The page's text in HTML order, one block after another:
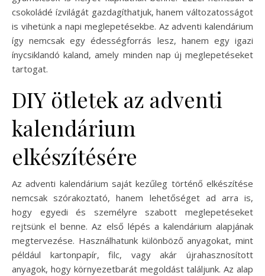
csokoládé ízvilágát gazdagíthatjuk, hanem változatosságot
is vihetünk a napi meglepetésekbe. Az adventi kalendárium
így nemcsak egy édességforrás lesz, hanem egy igazi
ínycsiklandó kaland, amely minden nap új meglepetéseket
tartogat.
DIY ötletek az adventi
kalendárium
elkészítésére
Az adventi kalendárium saját kezűleg történő elkészítése
nemcsak szórakoztató, hanem lehetőséget ad arra is,
hogy egyedi és személyre szabott meglepetéseket
rejtsünk el benne. Az első lépés a kalendárium alapjának
megtervezése. Használhatunk különböző anyagokat, mint
például kartonpapír, filc, vagy akár újrahasznosított
anyagok, hogy környezetbarát megoldást találjunk. Az alap